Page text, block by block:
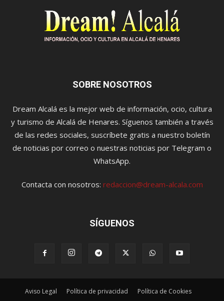
SOBRE NOSOTROS
Dream Alcalá es la mejor web de información, ocio, cultura
y turismo de Alcalá de Henares. Síguenos también a través
de las redes sociales, suscríbete gratis a nuestro boletín
de noticias por correo o nuestras noticias por Telegram o
WhatsApp.
Contacta con nosotros: redaccion@dream-alcala.com
SÍGUENOS
Aviso Legal Política de privacidad
Política de Cookies